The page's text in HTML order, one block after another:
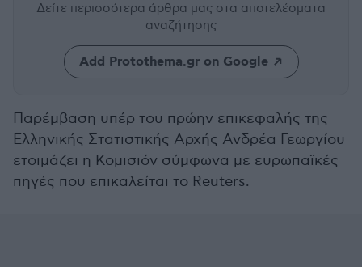
Δείτε περισσότερα άρθρα μας στα αποτελέσματα
αναζήτησης
Add Protothema.gr on Google
Παρέμβαση υπέρ του πρώην επικεφαλής της
Ελληνικής Στατιστικής Αρχής Ανδρέα Γεωργίου
ετοιμάζει η Κομισιόν σύμφωνα με ευρωπαϊκές
πηγές που επικαλείται το Reuters.